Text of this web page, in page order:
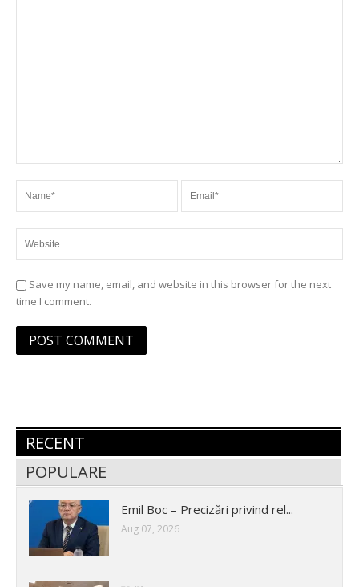
Save my name, email, and website in this browser for the next
time I comment.
RECENT
POPULARE
Emil Boc – Precizări privind rel...
Aug 07, 2026